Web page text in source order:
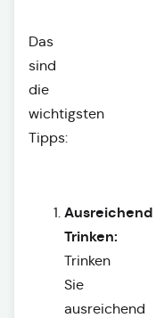
Das
sind
die
wichtigsten
Tipps:
Ausreichend
Trinken:
Trinken
Sie
ausreichend